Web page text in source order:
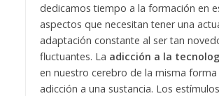
dedicamos tiempo a la formación en
aspectos que necesitan tener una
adaptación constante al ser tan
fluctuantes. La adicción a la
en nuestro cerebro de la misma forma
adicción a una sustancia. Los